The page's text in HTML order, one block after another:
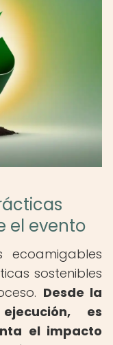
el evento
ecoamigables
sostenibles
Desde la
es
el impacto